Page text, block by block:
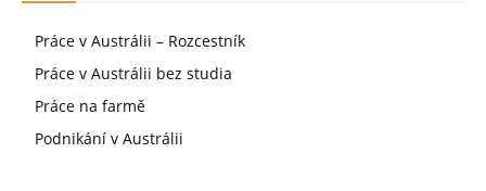
Práce v Austrálii – Rozcestník
Práce v Austrálii bez studia
Práce na farmě
Podnikání v Austrálii